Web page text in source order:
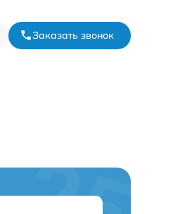
Заказать звонок